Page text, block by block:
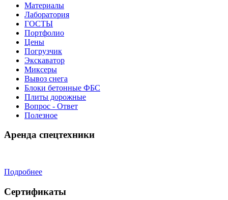
Материалы
Лаборатория
ГОСТЫ
Портфолио
Цены
Погрузчик
Экскаватор
Миксеры
Вывоз снега
Блоки бетонные ФБС
Плиты дорожные
Вопрос - Ответ
Полезное
Аренда спецтехники
Подробнее
Сертификаты